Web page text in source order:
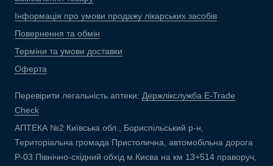
Інформація про умови продажу лікарських засобів
Повернення та обмін
Терміни та умови доставки
Оферта
Перевірити легальність аптеки: Держлікслужба E-Trade
Check
АПТЕКА №2 Київська обл., Бориспільський р-н,
Територіальна громада Пристолична, автомобільна дорога
Р-03 Північно-східний обхід м.Києва на км 13+514 праворуч,